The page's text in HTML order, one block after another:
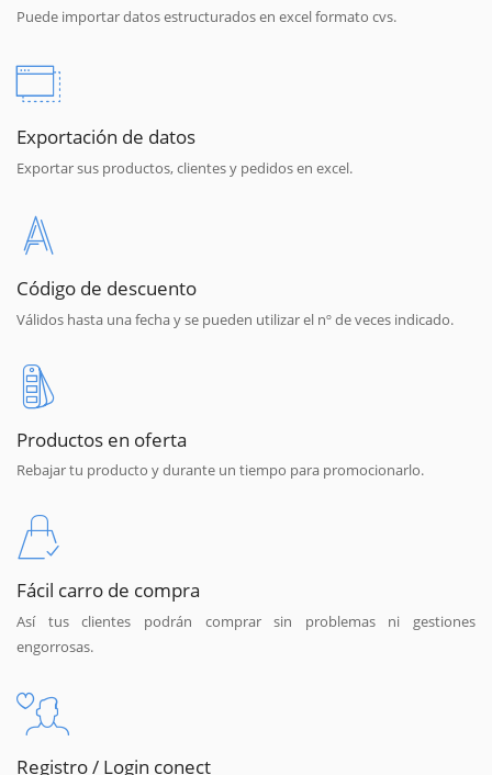
Puede importar datos estructurados en excel formato cvs.
Exportación de datos
Exportar sus productos, clientes y pedidos en excel.
Código de descuento
Válidos hasta una fecha y se pueden utilizar el nº de veces indicado.
Productos en oferta
Rebajar tu producto y durante un tiempo para promocionarlo.
Fácil carro de compra
Así tus clientes podrán comprar sin problemas ni gestiones
engorrosas.
Registro / Login conect